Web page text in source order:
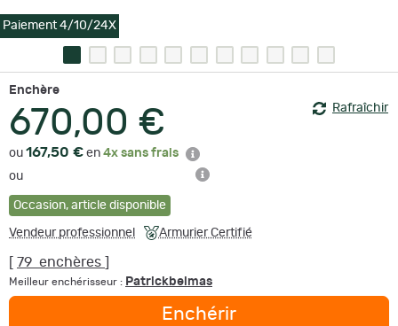
Paiement 4/10/24X
Enchère
Rafraîchir
670,00 €
ou 167,50 € en 4x sans frais
ou
Occasion, article disponible
Vendeur professionnel Armurier Certifié
79 enchères
Meilleur enchérisseur : Patrickbelmas
Enchérir